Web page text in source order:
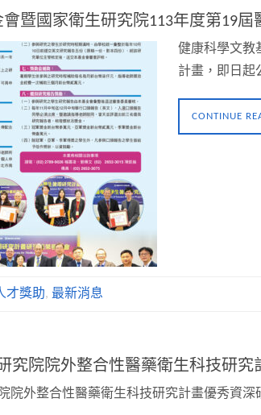
暨國家衛生研究院113年度第19
健康科學文教
計畫，即日起
CONTINUE
才獎助, 最新消息
究院院外整合性醫藥衛生科技研
院外整合性醫藥衛生科技研究計畫優秀資